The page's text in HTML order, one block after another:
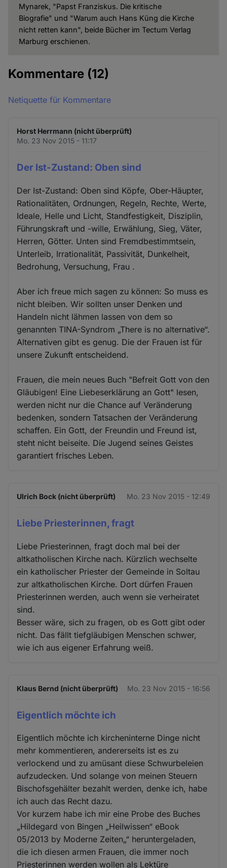
Mynarek, "Papst Franziskus. Die kritische
Biografie" und "Warum auch Hans Küng die Kirche
nicht retten kann", beide Bücher im Tectum Verlag
Marburg erschienen.
Kommentare (12)
Netiquette für Kommentare
Horst Herrmann (nicht überprüft)
Mo. 23 Nov 2015 - 11:17
Der Ist-Zustand: Oben sind
Der Ist-Zustand: Oben sind Köpfe, Ober-Häupter,
Rationalitäten, Ordnungen, Regeln, Rechte, Werte,
Ideale, Helle und Licht, Standfestigkeit, Disziplin,
Führungskraft und -wille, Erwählung, Sieg, Väter,
Herren, Götter. Unten sind Fremdbestimmtsein,
Unterleib, Irrationalität, Passivität, Dunkelheit,
Bedrohung, Versuchung, Frau .
Aber ich freue mich sagen zu können: So muss es
nicht bleiben. Wir sollten unser Denken und
Handeln nicht lähmen lassen von dem so
genannten TINA-Syndrom „There is no alternative“.
Alternativen gibt es genug. Die der Frauen ist für
unsere Zukunft entscheidend.
Frauen, die mein neues Buch "Befreit Gott von den
Gläubigen! Eine Liebeserklärung an Gott" lesen,
werden nicht nur die Chance auf Veränderung
bedenken, sondern Tatsachen der Veränderung
schaffen. Ein Gott, der Freundin und Freund ist,
steht nicht beiseite. Die Jugend seines Geistes
garantiert frisches Leben.
Ulrich Bock (nicht überprüft) Mo. 23 Nov 2015 - 12:49
Liebe Priesterinnen, fragt
Liebe Priesterinnen, fragt doch mal bei der
altkatholischen Kirche nach. Kürzlich wechselte
ein katholischer Priester der Gemeinde in Soltau
zur altkatholischen Kirche. Dort dürfen Frauen
Priesterinnen werden, auch wenn sie verheiratet
sind.
Besser wäre, sich zu fragen, ob es Gott gibt oder
nicht. Das fällt tiefgläubigen Menschen schwer,
wie ich aus eigener Erfahrung weiß.
Klaus Bernd (nicht überprüft) Mo. 23 Nov 2015 - 16:56
Eigentlich möchte ich
Eigentlich möchte ich kircheninterne Dinge nicht
mehr kommentieren, andererseits ist es zu
verlockend und zu amüsant diese Schwurbeleien
aufzudecken. Und solange von meinen Steuern
Bischofsgehälter bezahlt werden, denke ich, habe
ich auch das Recht dazu.
Vor kurzem habe ich mir eine Probe des Buches
„Hildegard von Bingen „Heilwissen“ eBook
05/2013 by Moderne Zeiten„“ heruntergeladen,
die ich diesen armen Frauen, die immer noch
Priesterinnen werden wollen als Lektüre